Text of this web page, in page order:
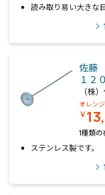
読み取り易い大きな
佐藤
１２
（株
オレン
￥
1種類
ステンレス製です。